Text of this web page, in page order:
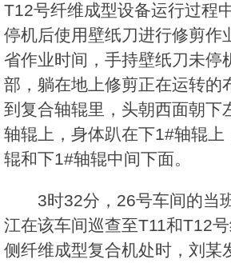
T12号纤维成型设备运行过程
停机后使用壁纸刀进行修剪作
省作业时间，手持壁纸刀未停
部，躺在地上修剪正在运转的
到复合轴辊里，头朝西面朝下
轴辊上，身体趴在下1#轴辊上
辊和下1#轴辊中间下面。
3时32分，26号车间的当
江在该车间巡查至T11和T12
侧纤维成型复合机处时，刘某